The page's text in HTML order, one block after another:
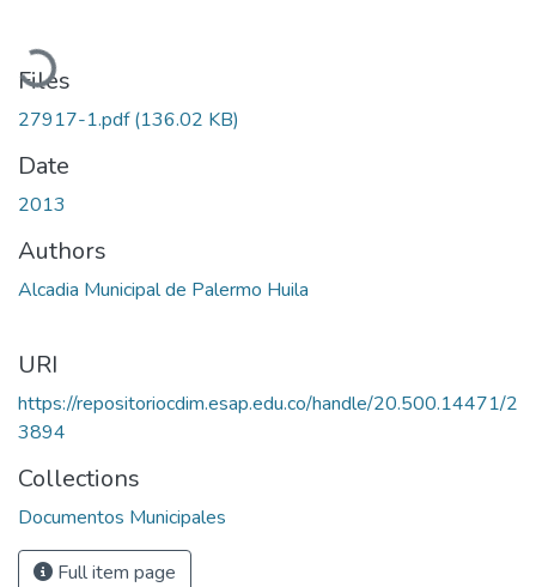
Loading...
Files
27917-1.pdf(136.02 KB)
Date
2013
Authors
Alcadia Municipal de Palermo Huila
URI
https://repositoriocdim.esap.edu.co/handle/20.500.14471/2
3894
Collections
Documentos Municipales
Full item page